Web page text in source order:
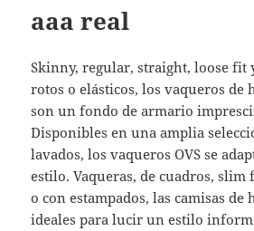
aaa real
Skinny, regular, straight, loose fit
rotos o elásticos, los vaqueros de
son un fondo de armario
Disponibles en una amplia
lavados, los vaqueros OVS se
estilo. Vaqueras, de cuadros, slim
o con estampados, las camisas de
ideales para lucir un estilo